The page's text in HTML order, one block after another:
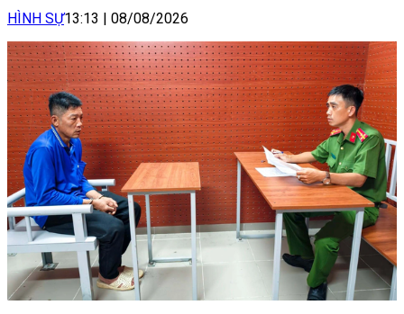
HÌNH SỰ13:13 08/08/2026